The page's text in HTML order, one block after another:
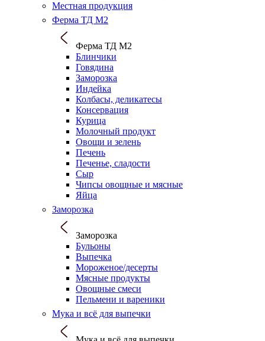
Местная продукция
Ферма ТД М2
Ферма ТД М2
Блинчики
Говядина
Заморозка
Индейка
Колбасы, деликатесы
Консервация
Курица
Молочный продукт
Овощи и зелень
Печень
Печенье, сладости
Сыр
Чипсы овощные и мясные
Яйца
Заморозка
Заморозка
Бульоны
Выпечка
Мороженое/десерты
Мясные продукты
Овощные смеси
Пельмени и вареники
Мука и всё для выпечки